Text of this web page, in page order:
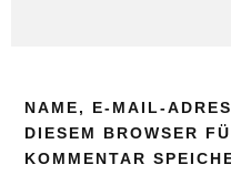
NAME, E-MAIL-
DIESEM BROWSER
KOMMENTAR